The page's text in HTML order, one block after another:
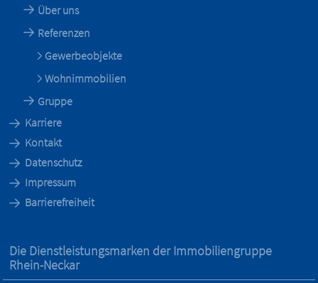
Über uns
Referenzen
Gewerbeobjekte
Wohnimmobilien
Gruppe
Karriere
Kontakt
Datenschutz
Impressum
Barrierefreiheit
Die Dienstleistungs­marken der Immobilien­gruppe
Rhein-Neckar